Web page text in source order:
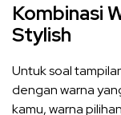
Kombinasi
Stylish
Untuk soal
dengan warna
kamu, warna